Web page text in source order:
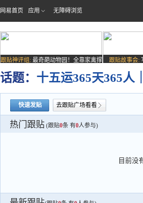
网易首页 应用 无障碍浏览
跟贴神评组: 最奇葩动物园！全靠家禽撑
场子
跟贴故事会:
话题： 十五运365天365人
快速发贴 去跟贴广场看看
热门跟贴 (跟贴0条 有0人参与)
目前没